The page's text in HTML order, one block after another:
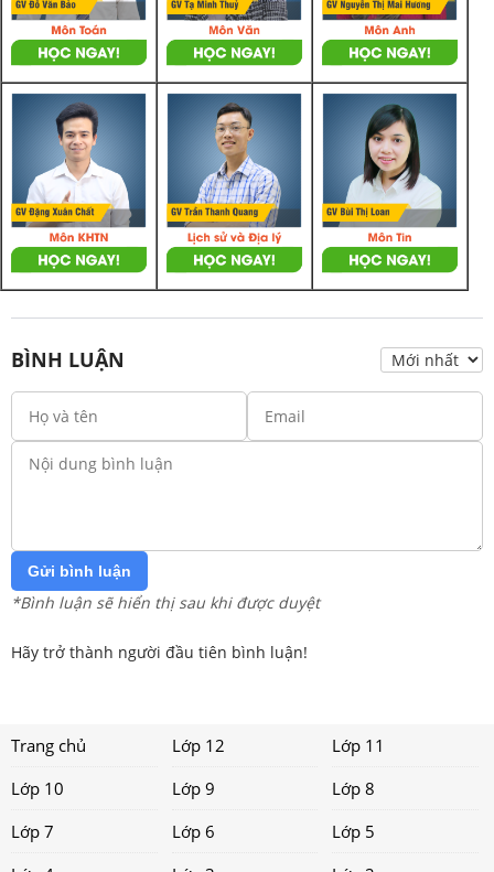
BÌNH LUẬN
Gửi bình luận
*Bình luận sẽ hiển thị sau khi được duyệt
Hãy trở thành người đầu tiên bình luận!
Trang chủ Lớp 12
Lớp 11
Lớp 10
Lớp 9
Lớp 8
Lớp 7
Lớp 6
Lớp 5